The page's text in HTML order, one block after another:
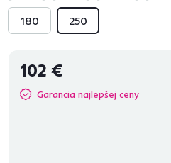
180 250
102 €
Garancia najlepšej ceny